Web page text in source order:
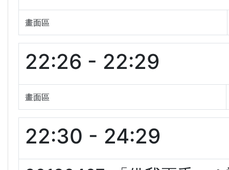
畫面區
22:26 - 22:29
畫面區
22:30 - 24:29